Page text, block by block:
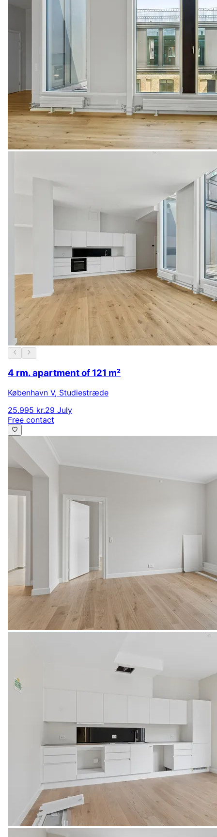
4 rm. apartment of 121 m²
København V, Studiestræde
25.995 kr.29 July
Free contact